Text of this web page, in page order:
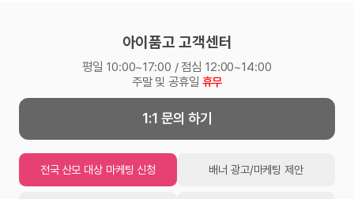
아이품고 고객센터
평일 10:00~17:00 / 점심 12:00~14:00
주말 및 공휴일 휴무
1:1 문의 하기
전국 산모 대상 마케팅 신청 배너 광고/마케팅 제안